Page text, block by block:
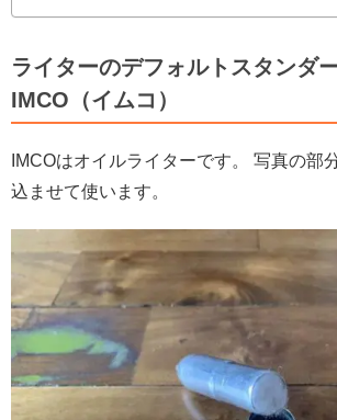
ライターのデフォルトスタンダ
IMCO（イムコ）
IMCOはオイルライターです。 写真の部
込ませて使います。